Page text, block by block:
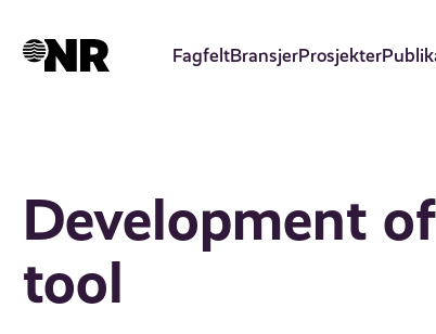
hovedinnhold
FagfeltBransjerProsjekter
Development
tool